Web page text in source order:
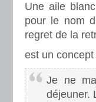
Une aile
pour le nom
regret de la
est un
Je ne
déjeuner.